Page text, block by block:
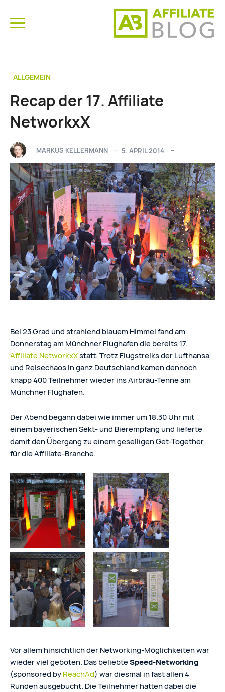
ALLGEMEIN
Recap der 17. Affiliate
NetworkxX
MARKUS KELLERMANN 5. APRIL 2014
Bei 23 Grad und strahlend blauem Himmel fand am
Donnerstag am Münchner Flughafen die bereits 17.
Affiliate NetworkxXstatt. Trotz Flugstreiks der Lufthansa
und Reisechaos in ganz Deutschland kamen dennoch
knapp 400 Teilnehmer wieder ins Airbräu-Tenne am
Münchner Flughafen.
Der Abend begann dabei wie immer um 18.30 Uhr mit
einem bayerischen Sekt- und Bierempfang und lieferte
damit den Übergang zu einem geselligen Get-Together
für die Affiliate-Branche.
Vor allem hinsichtlich der Networking-Möglichkeiten war
wieder viel geboten. Das beliebteSpeed-Networking
(sponsored byReachAd) war diesmal in fast allen 4
Runden ausgebucht. Die Teilnehmer hatten dabei die